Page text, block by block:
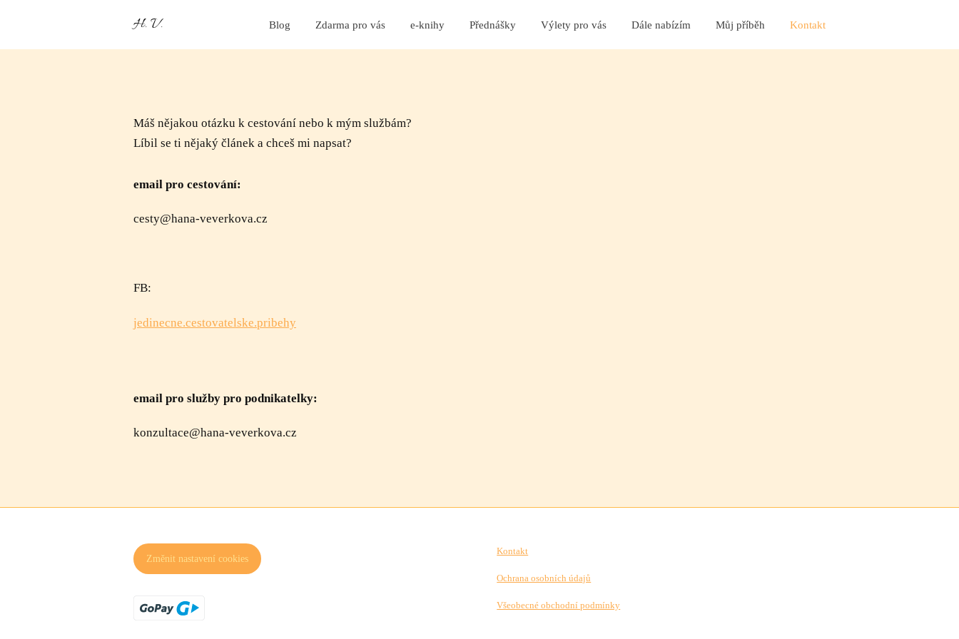
H. V. Blog Zdarma pro vás e-knihy Přednášky Výlety pro vás Dále nabízím Můj příběh Kontakt
Máš nějakou otázku k cestování nebo k mým službám?
Líbil se ti nějaký článek a chceš mi napsat?
email pro cestování:
cesty@hana-veverkova.cz
FB:
jedinecne.cestovatelske.pribehy
email pro služby pro podnikatelky:
konzultace@hana-veverkova.cz
Změnit nastavení cookies
Kontakt
Ochrana osobních údajů
Všeobecné obchodní podmínky